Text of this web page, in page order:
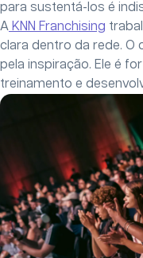
para sustentá-los é
A KNN Franchising
clara dentro da rede. O
pela inspiração. Ele é
treinamento e